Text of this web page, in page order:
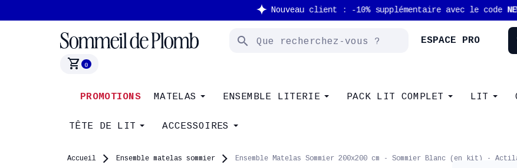
Nouveau client : -10% supplémentaire avec le code
ESPACE PRO
search
shopping_cart
0
PROMOTIONS MATELAS ENSEMBLE LITERIE PACK LIT COMPLET LIT
TÊTE DE LIT ACCESSOIRES
Accueil Ensemble matelas sommier Ensemble Matelas Sommier 200x200 cm - Sommier Blanc (en kit) -